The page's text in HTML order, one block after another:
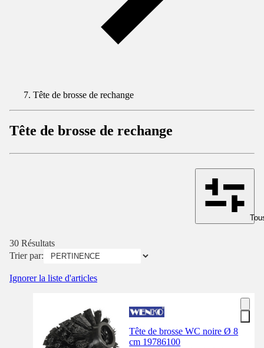
Tête de brosse de rechange
Tête de brosse de rechange
30 Résultats
Trier par:
Ignorer la liste d'articles
Tête de brosse WC noire Ø 8
cm 19786100